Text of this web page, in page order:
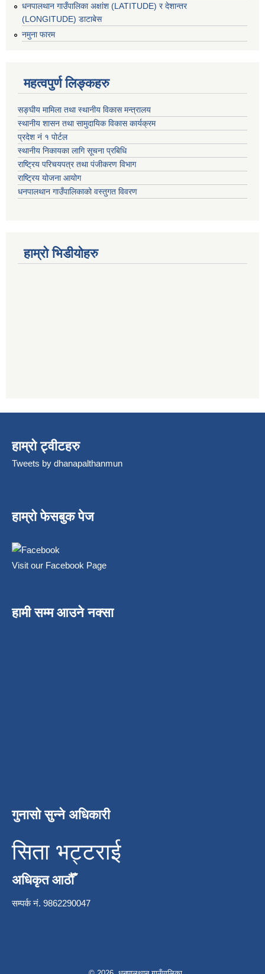
धनपालथान गाउँपालिका अक्षांश (LATITUDE) र देशान्तर
(LONGITUDE) डाटाबेस
नमुना फारम
महत्वपुर्ण लिङ्कहरु
सङ्घीय मामिला तथा स्थानीय विकास मन्त्रालय
स्थानीय शासन तथा सामुदायिक विकास कार्यक्रम
प्रदेश नं १ पोर्टल
स्थानीय निकायका लागि सूचना प्रबिधि
राष्ट्रिय परिचयपत्र तथा पंजीकरण विभाग
राष्ट्रिय योजना आयोग
धनपालथान गाउँपालिकाको वस्तुगत विवरण
हाम्रो भिडीयोहरु
हाम्रो ट्वीटहरु
Tweets by dhanapalthanmun
हाम्रो फेसबुक पेज
Visit our Facebook Page
हामी सम्म आउने नक्सा
गुनासो सुन्ने अधिकारी
सिता भट्टराई
अधिकृत आठौँ
सम्पर्क नं. 9862290047